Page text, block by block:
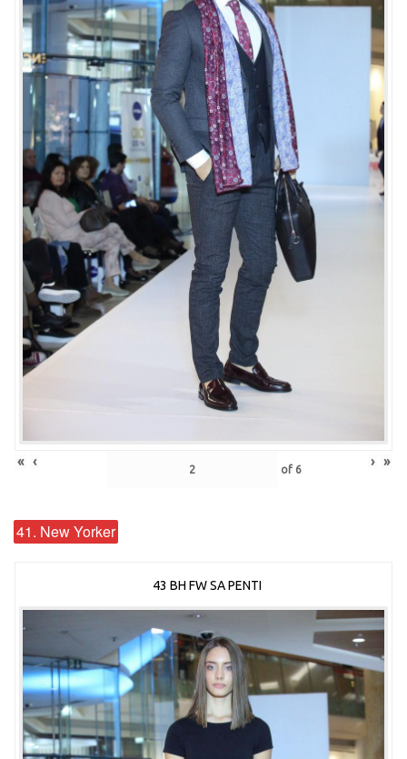
« ‹ of 6 › »
41. New Yorker
43 BH FW SA PENTI